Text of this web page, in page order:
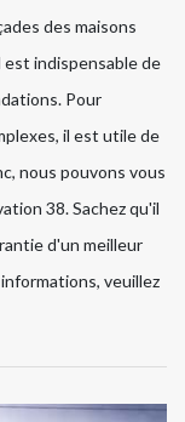
des maisons
indispensable de
Pour
il est utile de
nous pouvons vous
38. Sachez qu'il
d'un meilleur
veuillez